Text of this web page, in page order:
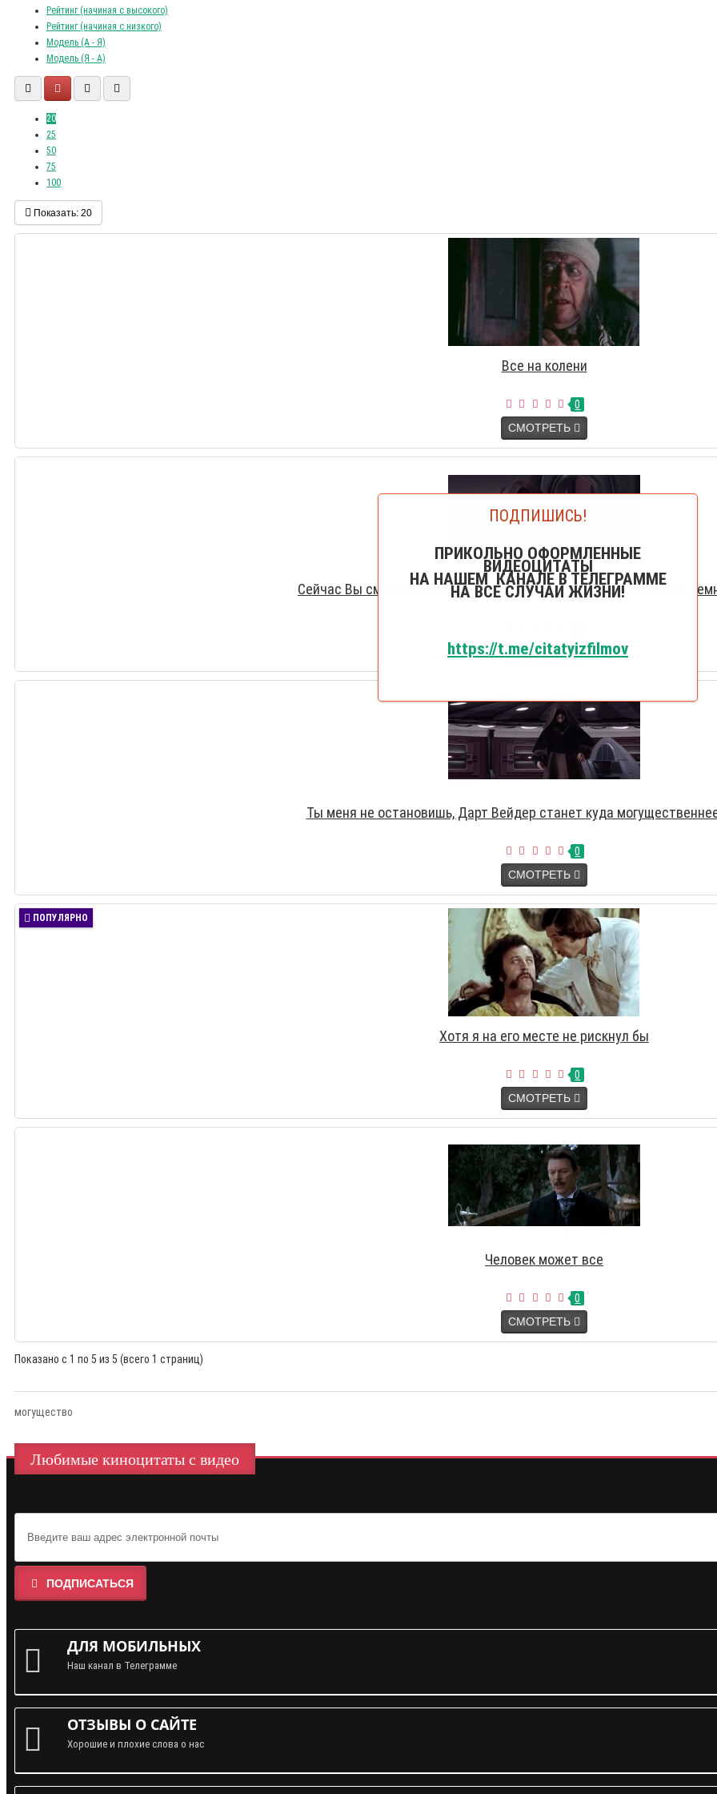
Рейтинг (начиная с высокого)
Рейтинг (начиная с низкого)
Модель (А - Я)
Модель (Я - А)
20
25
50
75
100
Показать: 20
Все на колени
0
СМОТРЕТЬ
Сейчас Вы сможете испытать на себе, всю убийственную мощь
СМОТРЕТЬ
Ты меня не остановишь, Дарт Вейдер станет куда
0
СМОТРЕТЬ
ПОПУЛЯРНО
Хотя я на его месте не рискнул бы
0
СМОТРЕТЬ
Человек может все
0
СМОТРЕТЬ
Показано с 1 по 5 из 5 (всего 1 страниц)
могущество
Любимые киноцитаты с видео
ПОДПИСАТЬСЯ
ДЛЯ МОБИЛЬНЫХ
Наш канал в Телеграмме
ОТЗЫВЫ О САЙТЕ
Хорошие и плохие слова о нас
ПОДПИШИСЬ!
ПРИКОЛЬНО ОФОРМЛЕННЫЕ
ВИДЕОЦИТАТЫ
НА НАШЕМ КАНАЛЕ В ТЕЛЕГРАММЕ
НА ВСЕ СЛУЧАИ ЖИЗНИ!
https://t.me/citatyizfilmov